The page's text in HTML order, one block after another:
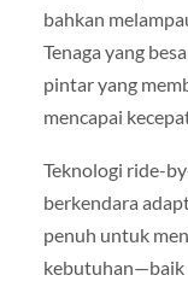
bahkan
Tenaga yang
pintar yang
mencapai
Teknologi ride-
berkendara
penuh untuk
kebutuhan—baik